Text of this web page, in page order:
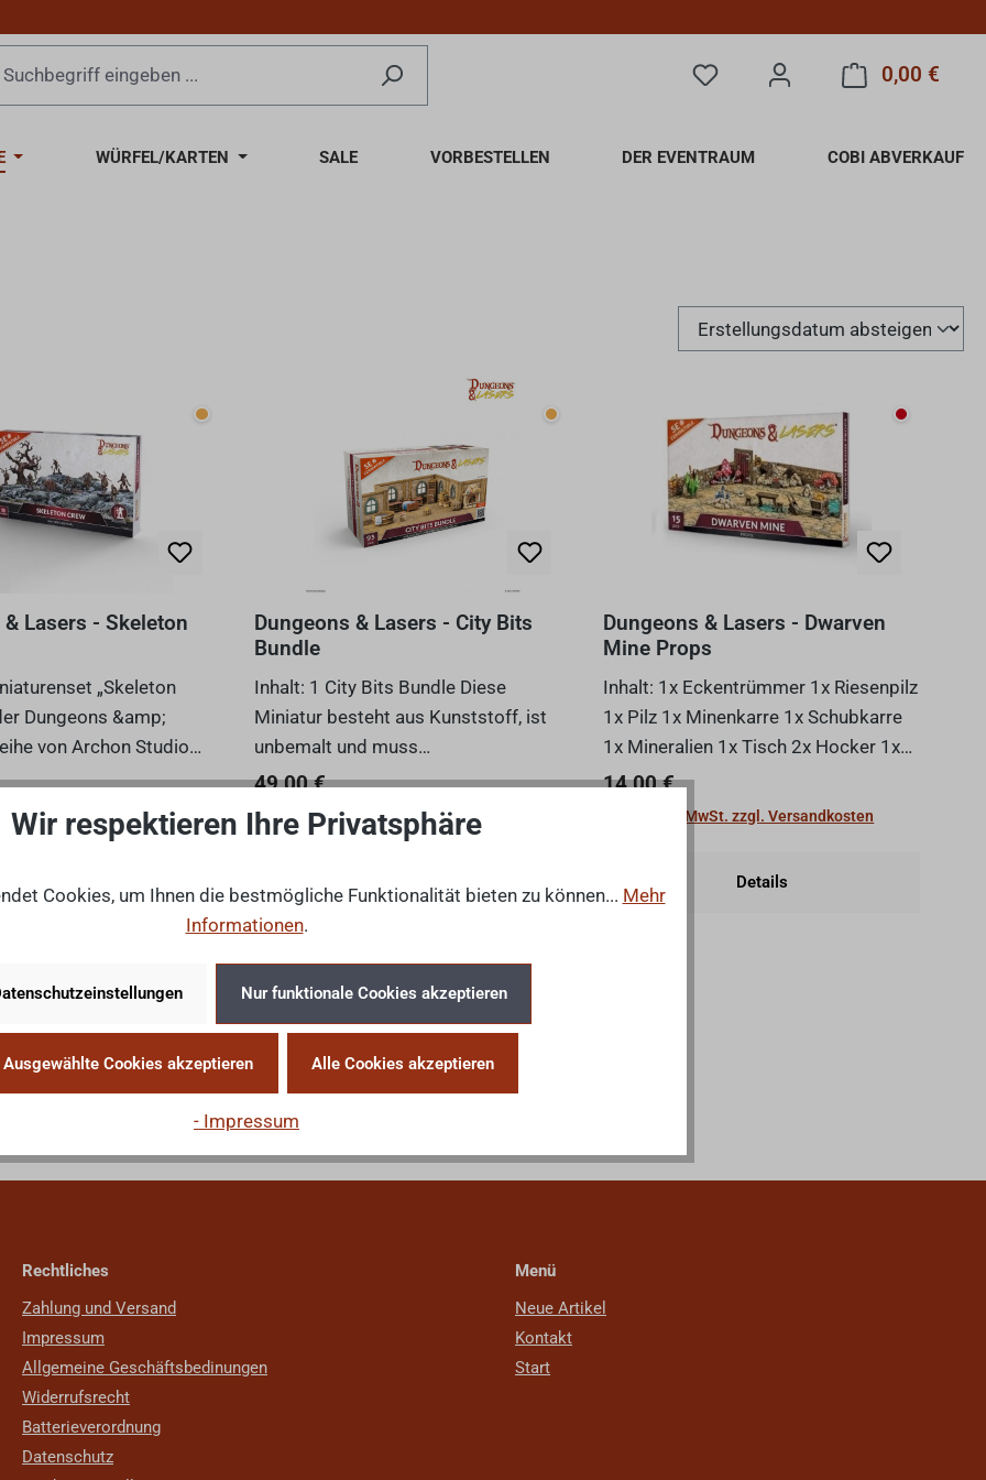
Du hast 0 Produkte auf dem
0,00 €
WÜRFEL/KARTEN SALE VORBESTELLEN DER EVENTRAUM COBI ABVERKAUF
Wenige verfügbar
Lasers - Skeleton
„Skeleton
Dungeons &amp;
von Archon Studio
die Untoten zum Leben.
Skelette im 32-mm-
zzgl. Versandkosten
In den Warenkorb
Wenige verfügbar
Dungeons & Lasers - City Bits
Bundle
Inhalt: 1 City Bits Bundle Diese
Miniatur besteht aus Kunststoff, ist
unbemalt und muss
zusammengebaut werden. Wichtiger
unter 36 Monaten geeignet.
verschluck...
Regulärer Preis:
49,00 €
Preise inkl. MwSt. zzgl. Versandkosten
In den Warenkorb
Nicht auf
Dungeons & Lasers - Dwarven
Mine Props
Inhalt: 1x Eckentrümmer 1x Riesenpilz
1x Pilz 1x Minenkarre 1x Schubkarre
1x Mineralien 1x Tisch 2x Hocker 1x
Eingestürzte Wand 1x Kristalle 1x
Toter Körper 1x Dynamit 2x Bergbau-
Regulärer Preis:
14,00 €
Preise inkl. MwSt. zzgl. Versandkosten
Details
Rechtliches
Zahlung und Versand
Impressum
Allgemeine Geschäftsbedinungen
Widerrufsrecht
Batterieverordnung
Datenschutz
Menü
Neue Artikel
Kontakt
Start
Wir respektieren Ihre Privatsphäre
Cookies, um Ihnen die bestmögliche Funktionalität bieten zu können... Mehr
Informationen.
Nur funktionale Cookies akzeptieren
Ausgewählte Cookies akzeptieren Alle Cookies akzeptieren
- Impressum